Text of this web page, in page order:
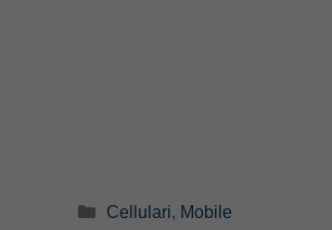
Categorie
Cellulari, Mobile